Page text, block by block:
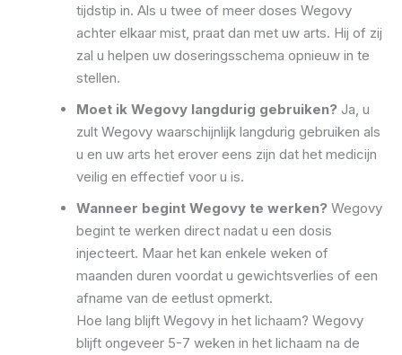
tijdstip in. Als u twee of meer doses Wegovy
achter elkaar mist, praat dan met uw arts. Hij of zij
zal u helpen uw doseringsschema opnieuw in te
stellen.
Moet ik Wegovy langdurig gebruiken? Ja, u
zult Wegovy waarschijnlijk langdurig gebruiken als
u en uw arts het erover eens zijn dat het medicijn
veilig en effectief voor u is.
Wanneer begint Wegovy te werken? Wegovy
begint te werken direct nadat u een dosis
injecteert. Maar het kan enkele weken of
maanden duren voordat u gewichtsverlies of een
afname van de eetlust opmerkt.
Hoe lang blijft Wegovy in het lichaam? Wegovy
blijft ongeveer 5-7 weken in het lichaam na de